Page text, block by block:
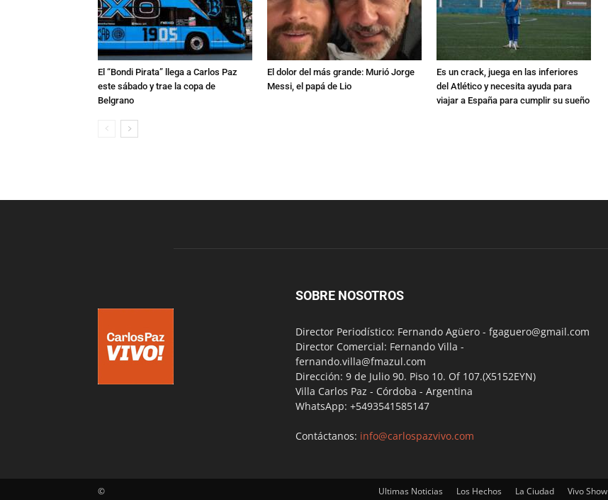
El “Bondi Pirata” llega a Carlos Paz
este sábado y trae la copa de
Belgrano
El dolor del más grande: Murió Jorge
Messi, el papá de Lio
Es un crack, juega en las inferiores
del Atlético y necesita ayuda para
viajar a España para cumplir su sueño
SOBRE NOSOTROS
Director Periodístico: Fernando Agüero - fgaguero@gmail.com
Director Comercial: Fernando Villa -
fernando.villa@fmazul.com
Dirección: 9 de Julio 90. Piso 10. Of 107.(X5152EYN)
Villa Carlos Paz - Córdoba - Argentina
WhatsApp: +5493541585147
Contáctanos: info@carlospazvivo.com
Ultimas Noticias Los Hechos La Ciudad Vivo Show
©